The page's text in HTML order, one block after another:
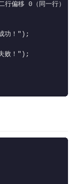
偏移 0（同一行）
功！");
败！");